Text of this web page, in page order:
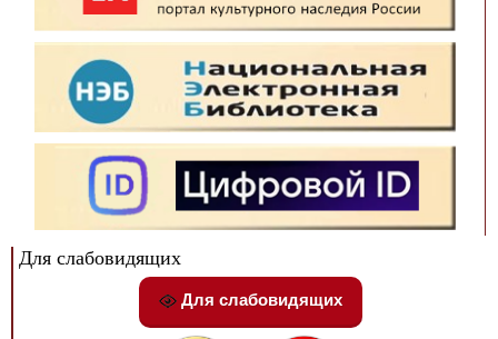
Для слабовидящих
Для слабовидящих